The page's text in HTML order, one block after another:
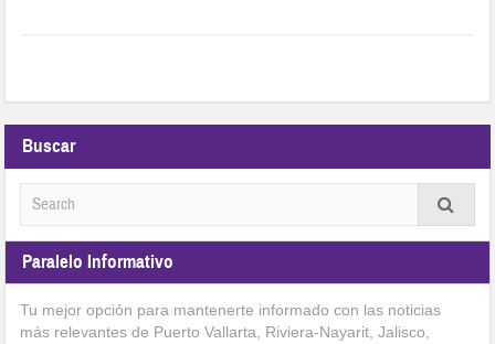
Buscar
Paralelo Informativo
Tu mejor opción para mantenerte informado con las noticias
más relevantes de Puerto Vallarta, Riviera-Nayarit, Jalisco,